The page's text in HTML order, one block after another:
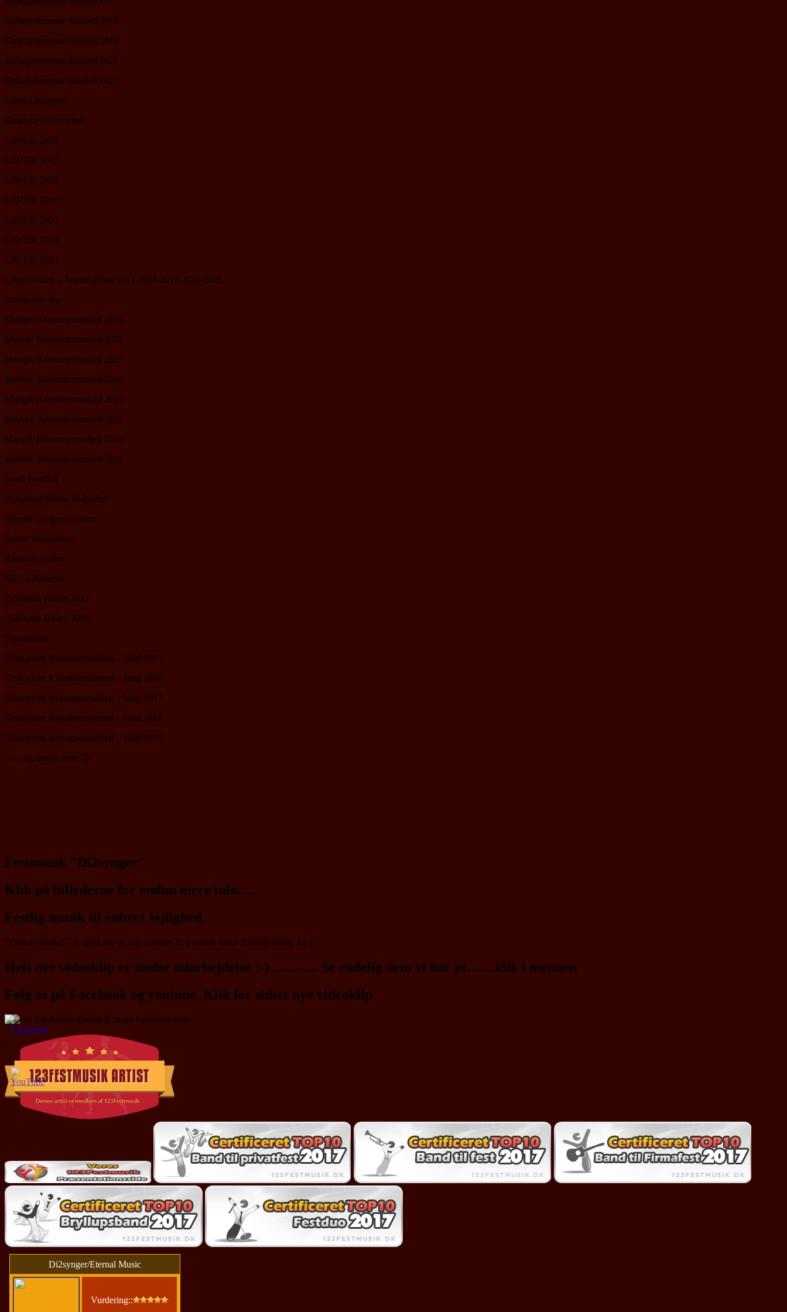
Døllefjellemusse Marked 2018
Døllefjellemusse Marked 2019
Døllefjellemusse Marked 2021
Døllefjellemusse Marked 2022
Fakse Ladeplads
Hundested Havnefest
LAVUK 2016
LAVUK 2017
LAVUK 2018
LAVUK 2019
LAVUK 2021
LAVUK 2022
LAVUK 2023
Lynge Hallen – Juletræsfester 2017-2018-2019-2022-2023
Kultur-der- dur
Mørkøv Kræmmermarked 2015
Mørkøv Kræmmermarked 2016
Mørkøv Kræmmermarked 2017
Mørkøv Kræmmermarked 2018
Mørkøv Kræmmermarked 2019
Mørkøv Kræmmermarked 2021
Mørkøv Kræmmermarked 2022
Mørkøv Kræmmermarked 2023
Novo Nordisk
Nykøbing Falster Kulturfest
Odense Congress Center
Roche Diagnostics
Rønnede Hallen
SDC – Ballerup
Tullebølle Hallen 2017
Tullebølle Hallen 2018
Vapnagaard
Vestegnens Kræmmermarked – Ishøj 2015
Vestegnens Kræmmermarked – Ishøj 2016
Vestegnens Kræmmermarked – Ishøj 2017
Vestegnens Kræmmermarked – Ishøj 2018
Vestegnens Kræmmermarked – Ishøj 2019
……og mange flere 🙂
Festmusik "Di2synger"
Klik på billederne for endnu mere info…..
Festlig musik til enhver lejlighed
“Eternal Music” – er også trio og kan udvides til 4-mands band (Eternal Music XL).
Helt nye videoklip er under udarbejdelse :-)……….. Se endelig dem vi har pt……klik i menuen
Følg os på Facebook og youtube. Klik for sidste nye videoklip.